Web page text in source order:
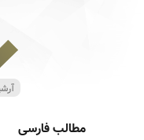
مطالب فارسی